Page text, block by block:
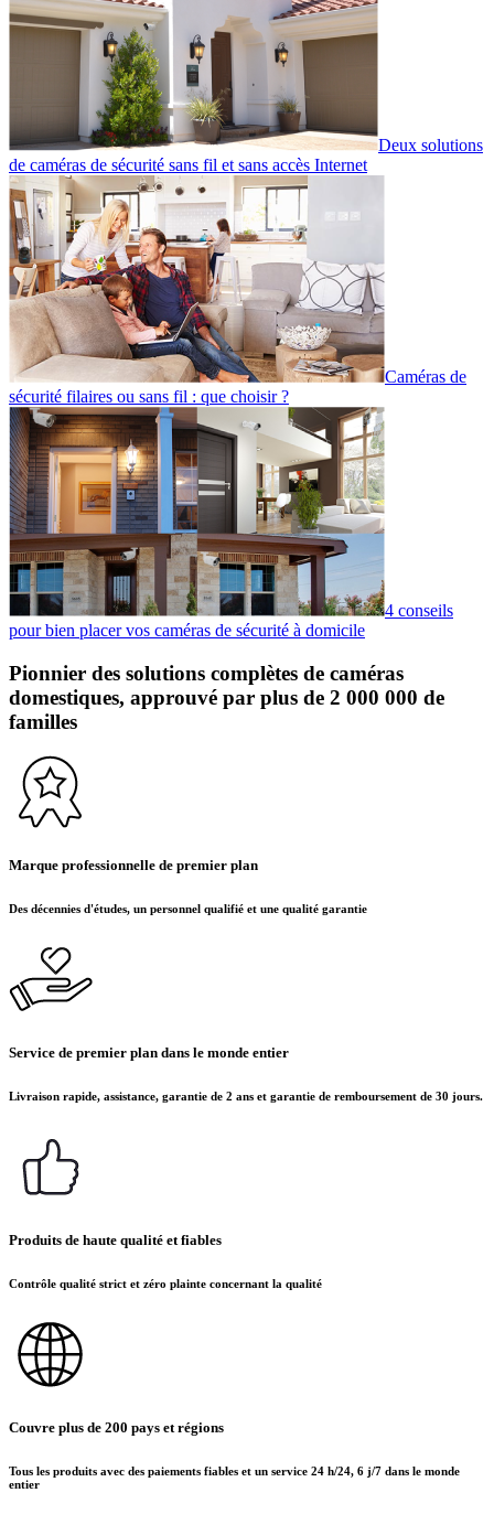
Deux solutions
de caméras de sécurité sans fil et sans accès Internet
Caméras de
sécurité filaires ou sans fil : que choisir ?
4 conseils
pour bien placer vos caméras de sécurité à domicile
Pionnier des solutions complètes de caméras
domestiques, approuvé par plus de 2 000 000 de
familles
Marque professionnelle de premier plan
Des décennies d'études, un personnel qualifié et une qualité garantie
Service de premier plan dans le monde entier
Livraison rapide, assistance, garantie de 2 ans et garantie de remboursement de 30 jours.
Produits de haute qualité et fiables
Contrôle qualité strict et zéro plainte concernant la qualité
Couvre plus de 200 pays et régions
Tous les produits avec des paiements fiables et un service 24 h/24, 6 j/7 dans le monde
entier